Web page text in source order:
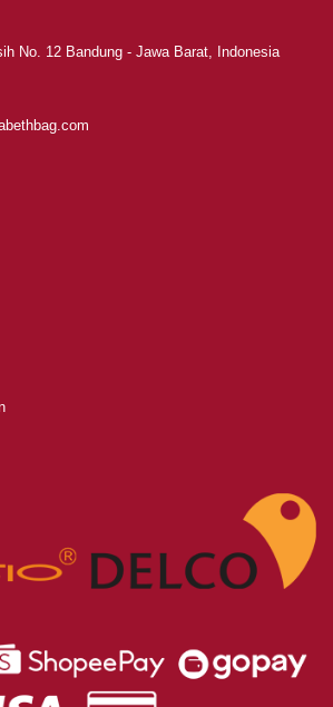
No. 12 Bandung - Jawa Barat, Indonesia